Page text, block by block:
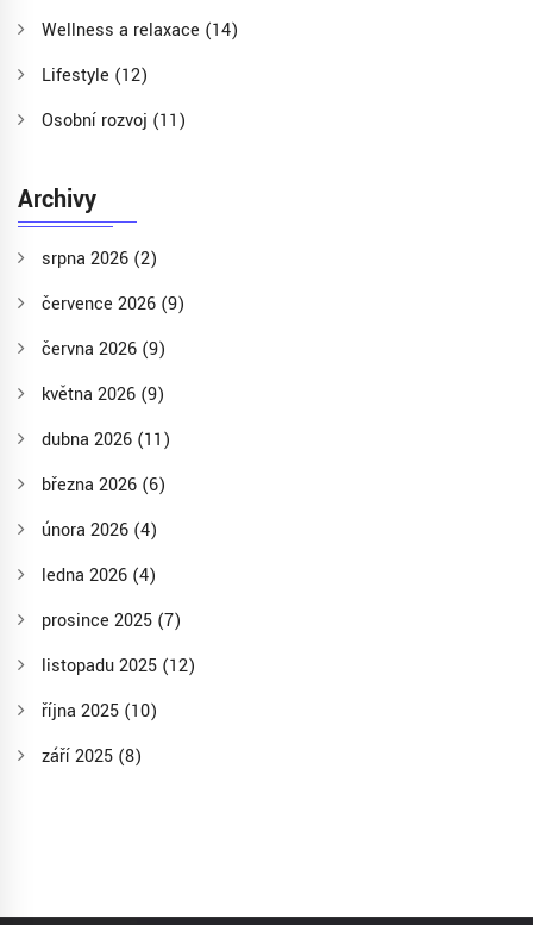
Wellness a relaxace (14)
Lifestyle (12)
Osobní rozvoj (11)
Archivy
srpna 2026 (2)
července 2026 (9)
června 2026 (9)
května 2026 (9)
dubna 2026 (11)
března 2026 (6)
února 2026 (4)
ledna 2026 (4)
prosince 2025 (7)
listopadu 2025 (12)
října 2025 (10)
září 2025 (8)